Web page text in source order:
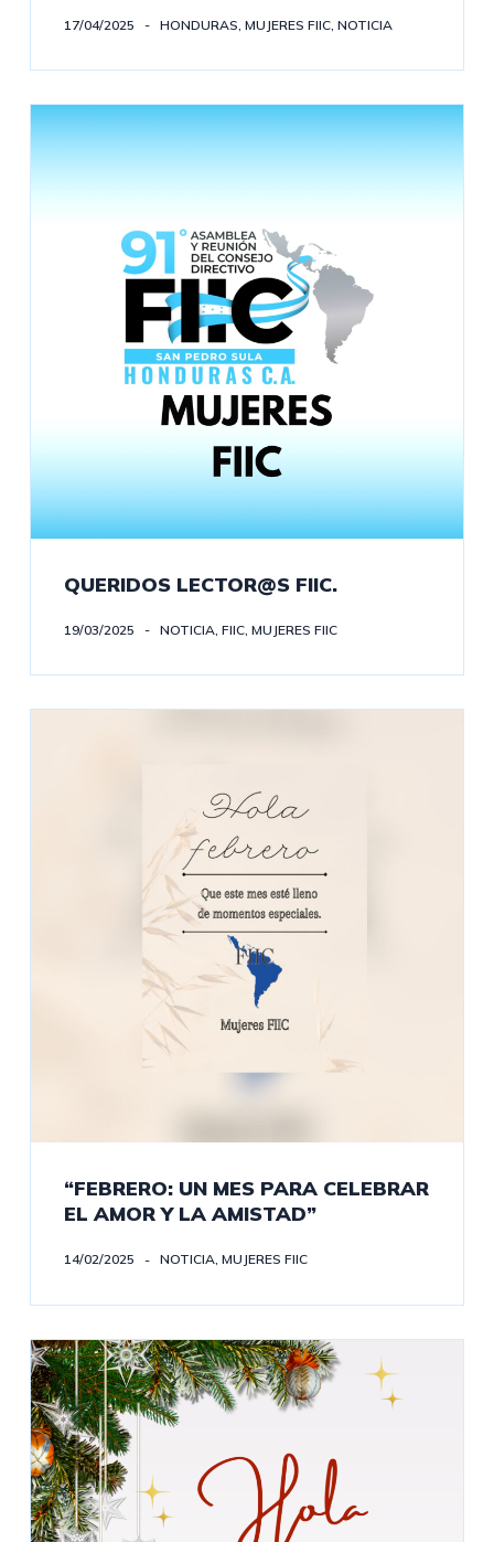
17/04/2025 HONDURAS MUJERES FIIC, NOTICIA
QUERIDOS LECTOR@S FIIC.
19/03/2025 NOTICIA FIIC, MUJERES FIIC
“FEBRERO: UN MES PARA CELEBRAR
EL AMOR Y LA AMISTAD”
14/02/2025 NOTICIA, MUJERES FIIC